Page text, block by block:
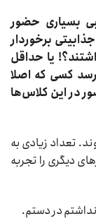
بسیاری حضور
برخوردار
یا حداقل
کسی که اصلا
در این کلاس‌ها
تعداد زیادی به
دیگری را تجربه